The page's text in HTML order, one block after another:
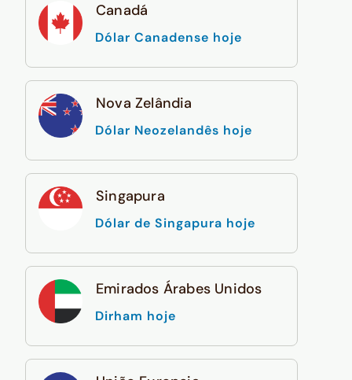
Canadá
Dólar Canadense hoje
Nova Zelândia
Dólar Neozelandês hoje
Singapura
Dólar de Singapura hoje
Emirados Árabes Unidos
Dirham hoje